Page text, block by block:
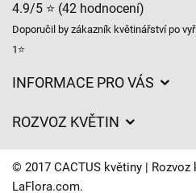
4.9/5 ⭐ (42 hodnocení)
Doporučil by zákazník květinářství po
1⭐
INFORMACE PRO VÁS
Často kladené dotazy
Časy doručení květin – přehled
ROZVOZ KVĚTIN
Ceny za doručení
O nás
© 2017 CACTUS květiny | Rozvoz
LaFlora.com.